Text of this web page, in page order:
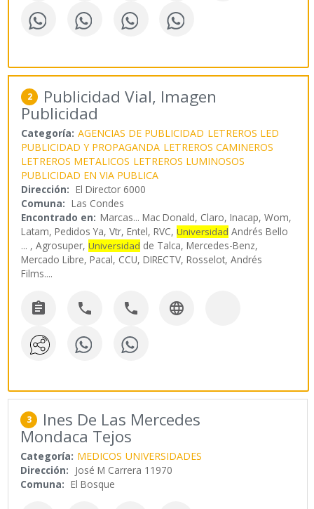
2 Publicidad Vial, Imagen
Publicidad
Categoría: AGENCIAS DE PUBLICIDAD LETREROS LED
PUBLICIDAD Y PROPAGANDA LETREROS CAMINEROS
LETREROS METALICOS LETREROS LUMINOSOS
PUBLICIDAD EN VIA PUBLICA
Dirección: El Director 6000
Comuna: Las Condes
Encontrado en: Marcas...Mac Donald, Claro, Inacap, Wom,
Latam, Pedidos Ya, Vtr, Entel, RVC,Universidad Andrés Bello
... , Agrosuper,Universidad de Talca, Mercedes-Benz,
Mercado Libre, Pacal, CCU, DIRECTV, Rosselot, Andrés
Films....
   
3 Ines De Las Mercedes
Mondaca Tejos
Categoría: MEDICOS UNIVERSIDADES
Dirección: José M Carrera 11970
Comuna: El Bosque